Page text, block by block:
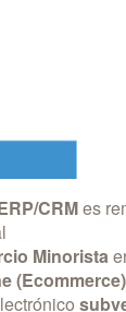
CRMes
Minorista